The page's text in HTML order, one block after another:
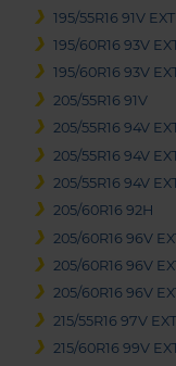
195/55R16 91V
195/60R16 93V
195/60R16 93V
205/55R16 91V
205/55R16 94V
205/55R16 94V
205/55R16 94V
205/60R16 92H
205/60R16 96V
205/60R16 96V
205/60R16 96V
215/55R16 97V
215/60R16 99V